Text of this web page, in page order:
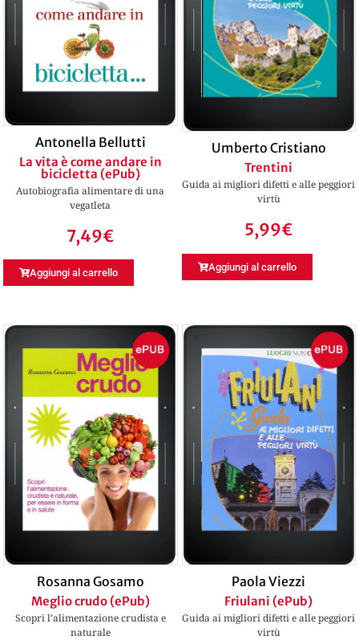
Antonella Bellutti
La vita è come andare in
bicicletta (ePub)
Autobiografia alimentare di una
vegatleta
7,49€
Aggiungi al carrello
Umberto Cristiano
Trentini
Guida ai migliori difetti e alle peggiori
virtù
5,99€
Aggiungi al carrello
Rosanna Gosamo
Meglio crudo (ePub)
Scopri l’alimentazione crudista e
naturale
Paola Viezzi
Friulani (ePub)
Guida ai migliori difetti e alle peggiori
virtù